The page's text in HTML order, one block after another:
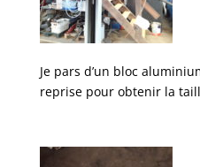
Je pars d’un bloc
reprise pour obtenir la